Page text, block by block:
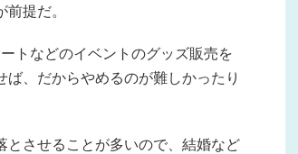
提だ。
トなどのイベントのグッズ販売を
、だからやめるのが難しかったり
とさせることが多いので、結婚など